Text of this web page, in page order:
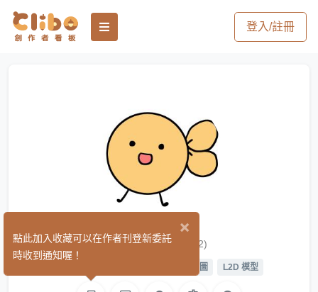
登入/註冊
chuliko (2)
L2D 繪圖 L2D 模型
×
點此加入收藏可以在作者刊登新委託
時收到通知喔！